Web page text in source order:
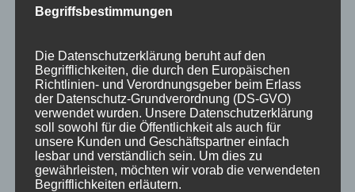
holz holzartikel holzbearbeitung
holzschild holzschilder holzwaren individuell
kempten laser lasergravur lasergravuren messe
messestand post schild schilder schilder aus holz
sulzberg weihnachten weihnachtsgeschenke
weihnachtsmarkt werbeartikel werbemittel
Begriffsbestimmungen
Die Datenschutzerklärung beruht auf den
Begrifflichkeiten, die durch den Europäischen
Richtlinien- und Verordnungsgeber beim Erlass
der Datenschutz-Grundverordnung (DS-GVO)
verwendet wurden. Unsere Datenschutzerklärung
soll sowohl für die Öffentlichkeit als auch für
unsere Kunden und Geschäftspartner einfach
lesbar und verständlich sein. Um dies zu
gewährleisten, möchten wir vorab die verwendeten
Begrifflichkeiten erläutern.